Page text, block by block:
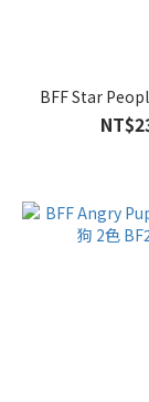
BFF Star